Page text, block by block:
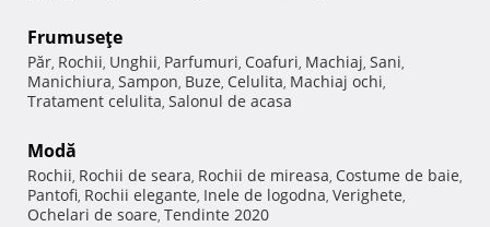
Frumuseţe
Păr, Rochii, Unghii, Parfumuri, Coafuri, Machiaj, Sani,
Manichiura, Sampon, Buze, Celulita, Machiaj ochi,
Tratament celulita, Salonul de acasa
Modă
Rochii, Rochii de seara, Rochii de mireasa, Costume de baie,
Pantofi, Rochii elegante, Inele de logodna, Verighete,
Ochelari de soare, Tendinte 2020